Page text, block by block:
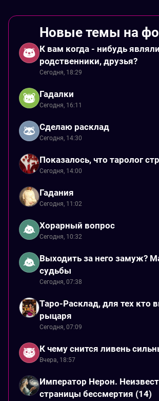
Новые темы на
К вам когда - нибудь
родственники, друзья?
Сегодня, 18:29
Гадалки
Сегодня, 16:11
Сделаю расклад
Сегодня, 14:30
Показалось, что таролог
Сегодня, 14:00
Гадания
Сегодня, 11:02
Хорарный вопрос
Сегодня, 10:32
Выходить за него замуж?
судьбы
Сегодня, 07:38
Таро-Расклад, для тех кто
рыцаря
Сегодня, 07:09
К чему снится ливень
Вчера, 18:57
Император Нерон.
страницы бессмертия (14)